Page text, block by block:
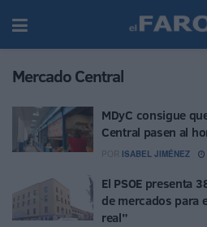
Mercado Central
MDyC consigue
Central pasen al
ISABEL JIMÉNEZ
El PSOE presenta
de mercados para
real”